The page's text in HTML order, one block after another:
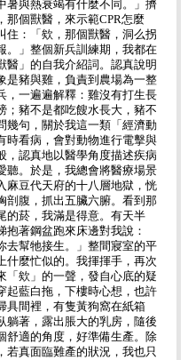
暑與熱衰竭有什麼不同。」擠
那個獸醫，來示範CPR怎麼
住：「欸，那個獸醫，洞么拐
。」整個新兵訓練期，我都在
醫」的自我介紹詞。認真說明
是豬與雞，負責到農場為一整
，一遍遍解釋：雞沒有打生長
；豬不是都吃餿水長大，豬不
幾句，關於我這一類「經濟動
時看病，會對動物進行電擊與
，認真地以醫學角度描述疾病
聽。於是，我總會將醫療場景
麻豆代天府的十八層地獄，恍
剖腹，抓出五臟六腑。看到那
的菸，我滿是得意。有天半
著鋼盆跑來床邊對我說：
去幫牠接生。」整間寢室的平
什麼忙似的。我揮揮手，再次
「欸」的一聲，發自心底的疑
起藍白拖，下樓時心想，也許
具間裡，有隻黃狗窩在紙箱
躺著，露出脹大的乳房，隨後
舒適的角度，好準備生產。除
若真面臨難產的狀況，我也只